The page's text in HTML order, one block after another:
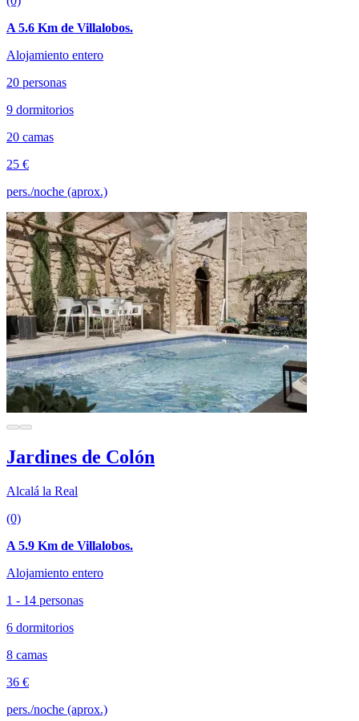
A 5.6 Km de Villalobos.
Alojamiento entero
20 personas
9 dormitorios
20 camas
25 €
pers./noche (aprox.)
Jardines de Colón
Alcalá la Real
(0)
A 5.9 Km de Villalobos.
Alojamiento entero
1 - 14 personas
6 dormitorios
8 camas
36 €
pers./noche (aprox.)